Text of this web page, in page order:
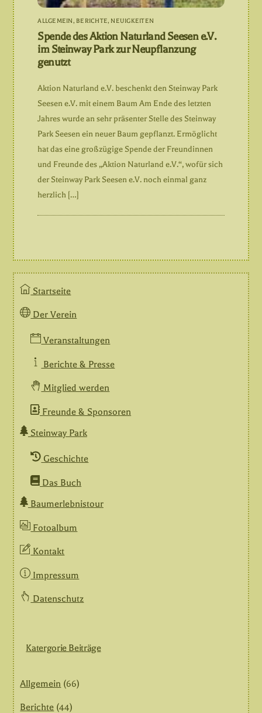
ALLGEMEIN, BERICHTE, NEUIGKEITEN
Spende des Aktion Naturland Seesen e.V.
im Steinway Park zur Neupflanzung
genutzt
Aktion Naturland e.V. beschenkt den Steinway Park
Seesen e.V. mit einem Baum Am Ende des letzten
Jahres wurde an sehr präsenter Stelle des Steinway
Park Seesen ein neuer Baum gepflanzt. Ermöglicht
hat das eine großzügige Spende der Freundinnen
und Freunde des „Aktion Naturland e.V.“, wofür sich
der Steinway Park Seesen e.V. noch einmal ganz
herzlich […]
Startseite
Der Verein
Veranstaltungen
Berichte & Presse
Mitglied werden
Freunde & Sponsoren
Steinway Park
Geschichte
Das Buch
Baumerlebnistour
Fotoalbum
Kontakt
Impressum
Datenschutz
Katergorie Beiträge
Allgemein (66)
Berichte (44)